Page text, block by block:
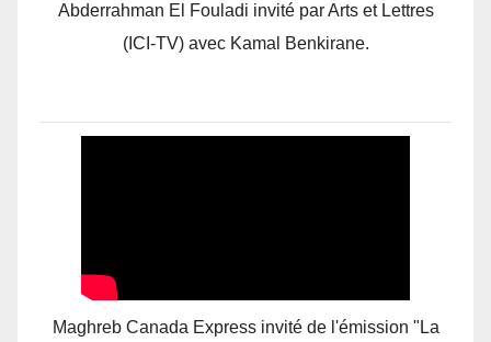
Abderrahman El Fouladi invité par Arts et Lettres
(ICI-TV) avec Kamal Benkirane.
Maghreb Canada Express invité de l'émission "La